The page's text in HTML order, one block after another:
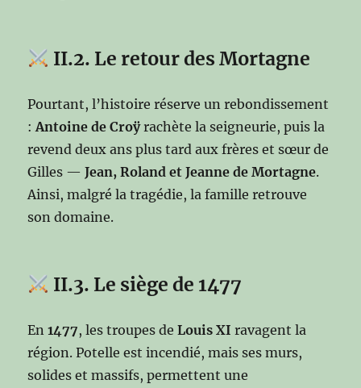
II.2. Le retour des Mortagne
Pourtant, l’histoire réserve un rebondissement
:Antoine de Croÿrachète la seigneurie, puis la
revend deux ans plus tard aux frères et sœur de
Gilles —Jean, Roland et Jeanne de Mortagne.
Ainsi, malgré la tragédie, la famille retrouve
son domaine.
II.3. Le siège de 1477
En1477, les troupes deLouis XI ravagent la
région. Potelle est incendié, mais ses murs,
solides et massifs, permettent une